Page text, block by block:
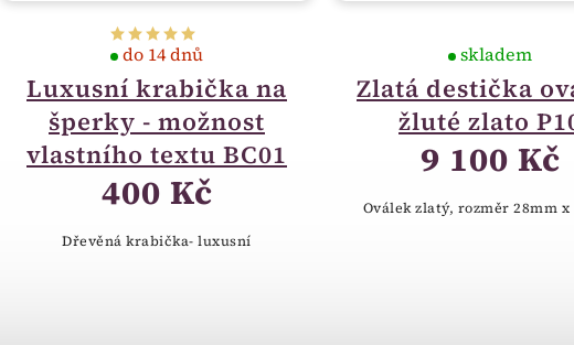
Luxusní krabička na
šperky - možnost
vlastního textu BC01
do 14 dnů
400 Kč
Dřevěná krabička- luxusní
Zlatá destička
žluté zlato
skladem
9 100 Kč
Oválek zlatý, rozměr 28mm x